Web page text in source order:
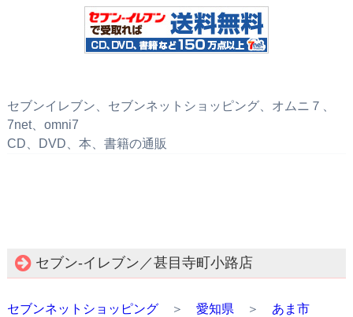
セブンイレブン、セブンネットショッピング、オムニ７、
7net、omni7
CD、DVD、本、書籍の通販
セブン‐イレブン／甚目寺町小路店
セブンネットショッピング＞ 愛知県＞ あま市